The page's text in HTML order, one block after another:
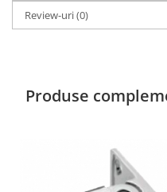
Review-uri(0)
Produse